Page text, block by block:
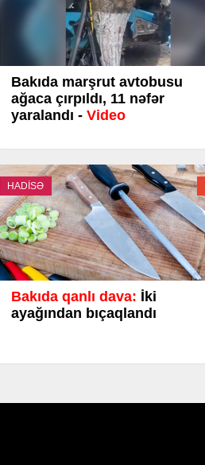
Bakıda marşrut avtobusu
ağaca çırpıldı, 11 nəfər
yaralandı - Video
HADİSƏ
Bakıda qanlı dava: İki
ayağından bıçaqlandı